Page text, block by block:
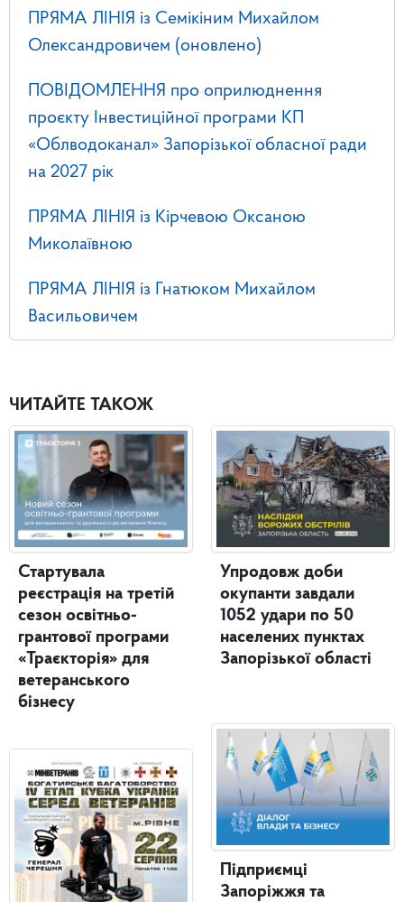
ПРЯМА ЛІНІЯ із Семікіним Михайлом
Олександровичем (оновлено)
ПОВІДОМЛЕННЯ про оприлюднення
проєкту Інвестиційної програми КП
«Облводоканал» Запорізької обласної ради
на 2027 рік
ПРЯМА ЛІНІЯ із Кірчевою Оксаною
Миколаївною
ПРЯМА ЛІНІЯ із Гнатюком Михайлом
Васильовичем
ЧИТАЙТЕ ТАКОЖ
Стартувала
реєстрація на третій
сезон освітньо-
грантової програми
«Траєкторія» для
ветеранського
бізнесу
Упродовж доби
окупанти завдали
1052 удари по 50
населених пунктах
Запорізької області
Підприємці
Запоріжжя та